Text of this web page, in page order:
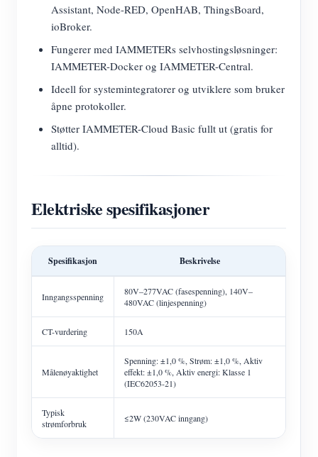
Assistant, Node-RED, OpenHAB, ThingsBoard,
ioBroker.
Fungerer med IAMMETERs selvhostingsløsninger:
IAMMETER-Docker og IAMMETER-Central.
Ideell for systemintegratorer og utviklere som bruker
åpne protokoller.
Støtter IAMMETER-Cloud Basic fullt ut (gratis for
alltid).
Elektriske spesifikasjoner
Spesifikasjon Beskrivelse
Inngangsspenning
80V–277VAC (fasespenning), 140V–
480VAC (linjespenning)
CT-vurdering 150A
Målenøyaktighet
Spenning: ±1,0 %, Strøm: ±1,0 %, Aktiv
effekt: ±1,0 %, Aktiv energi: Klasse 1
(IEC62053-21)
Typisk
strømforbruk
≤2W (230VAC inngang)